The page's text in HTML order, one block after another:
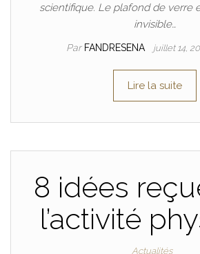
scientifique. Le plafond de verre
invisible…
Par FANDRESENA juillet 14,
Lire la suite
8 idées
l’activité
Actualités